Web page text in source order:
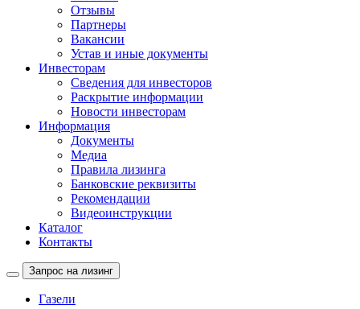
Отзывы
Партнеры
Вакансии
Устав и иные документы
Инвесторам
Сведения для инвесторов
Раскрытие информации
Новости инвесторам
Информация
Документы
Медиа
Правила лизинга
Банковские реквизиты
Рекомендации
Видеоинструкции
Каталог
Контакты
Запрос на лизинг
Газели